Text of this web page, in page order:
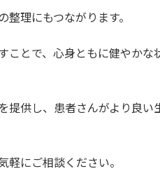
理にもつながります。
ことで、心身ともに健やかな
提供し、患者さんがより良い
軽にご相談ください。